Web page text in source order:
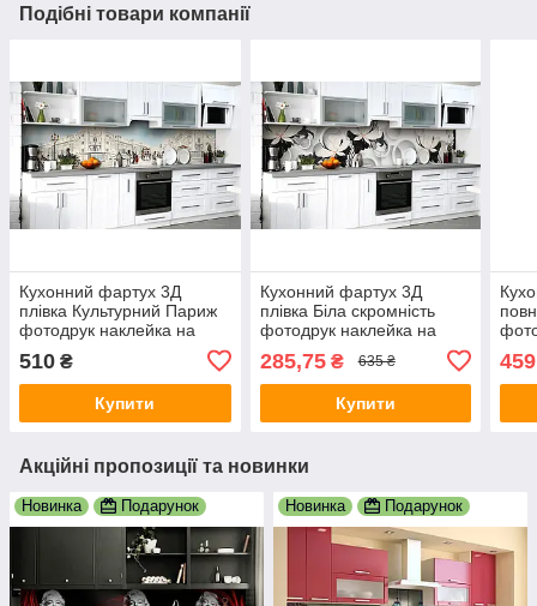
Подібні товари компанії
Кухонний фартух 3Д
плівка Культурний Париж
фотодрук наклейка на
стіну Люди, діти 600х2000
мм
510 ₴
Купити
Кухонний фартух 3Д
плівка Біла скромність
фотодрук наклейка на
стіну Абстракція 600х2500
мм
285,75₴ 635 ₴
Купити
459
Акційні пропозиції та новинки
Новинка Подарунок Новинка Подарунок